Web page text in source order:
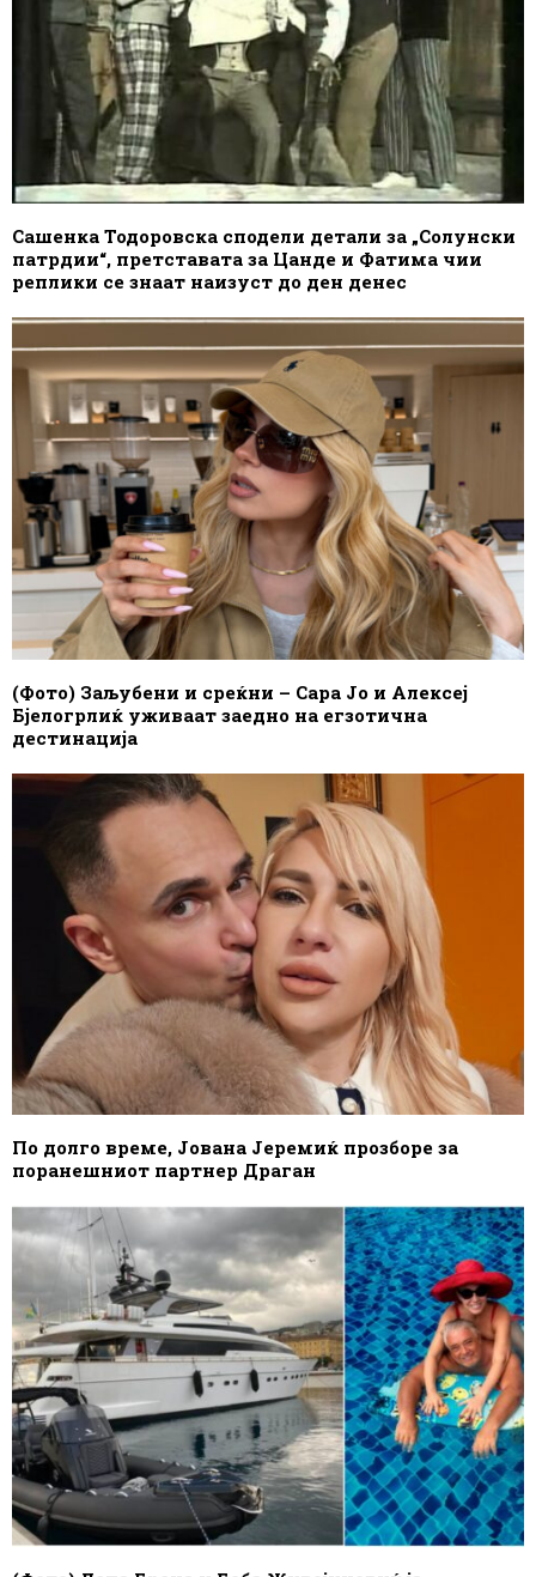
Сашенка Тодоровска сподели детали за „Солунски
патрдии“, претставата за Цанде и Фатима чии
реплики се знаат наизуст до ден денес
(Фото) Заљубени и среќни – Сара Јо и Алексеј
Бјелогрлиќ уживаат заедно на егзотична
дестинација
По долго време, Јована Јеремиќ прозборе за
поранешниот партнер Драган